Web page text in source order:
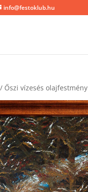
info@festoklub.hu
/ Őszi vízesés olajfestmény